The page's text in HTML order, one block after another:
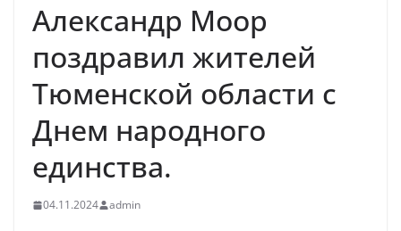
Александр Моор
поздравил жителей
Тюменской области с
Днем народного
единства.
04.11.2024 admin